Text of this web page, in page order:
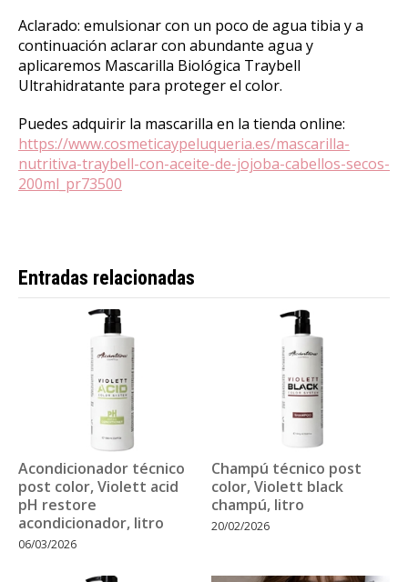
Aclarado: emulsionar con un poco de agua tibia y a
continuación aclarar con abundante agua y
aplicaremos Mascarilla Biológica Traybell
Ultrahidratante para proteger el color.
Puedes adquirir la mascarilla en la tienda online:
https://www.cosmeticaypeluqueria.es/mascarilla-
nutritiva-traybell-con-aceite-de-jojoba-cabellos-secos-
200ml_pr73500
Entradas relacionadas
Acondicionador técnico
post color, Violett acid
pH restore
acondicionador, litro
06/03/2026
Champú técnico post
color, Violett black
champú, litro
20/02/2026